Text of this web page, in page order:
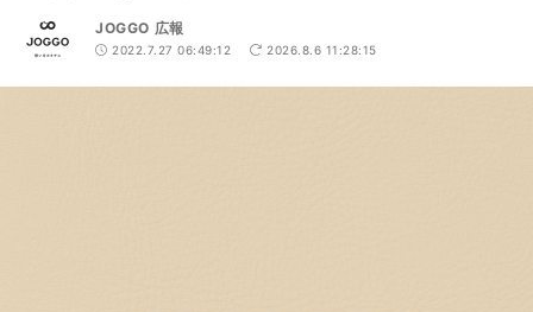
JOGGO 広報
2022.7.27 06:49:12 2026.8.6 11:28:15